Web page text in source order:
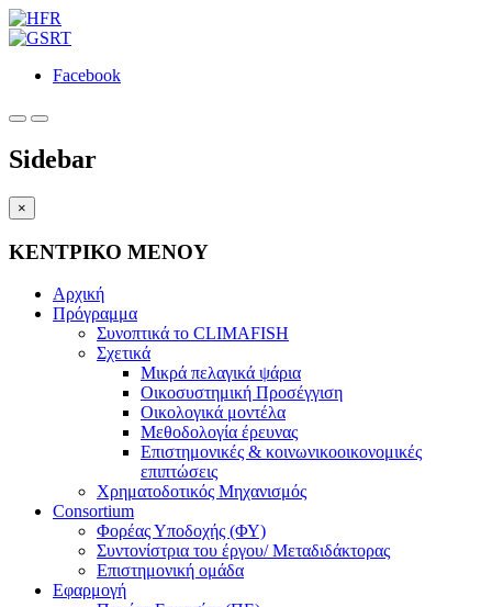
Facebook
Sidebar
×
ΚΕΝΤΡΙΚΟ ΜΕΝΟΥ
Αρχική
Πρόγραμμα
Συνοπτικά το CLIMAFISH
Σχετικά
Μικρά πελαγικά ψάρια
Οικοσυστημική Προσέγγιση
Οικολογικά μοντέλα
Μεθοδολογία έρευνας
Επιστημονικές & κοινωνικοοικονομικές
επιπτώσεις
Χρηματοδοτικός Μηχανισμός
Consortium
Φορέας Υποδοχής (ΦΥ)
Συντονίστρια του έργου/ Μεταδιδάκτορας
Επιστημονική ομάδα
Εφαρμογή